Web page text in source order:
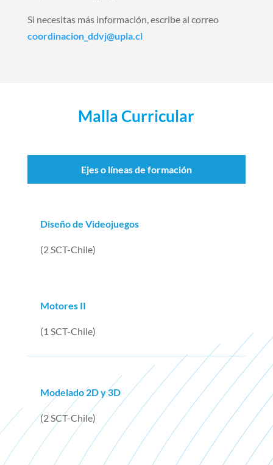
Si necesitas más información, escribe al correo
coordinacion_ddvj@upla.cl
Malla Curricular
Ejes o líneas de formación
Diseño de Videojuegos
(2 SCT-Chile)
Motores II
(1 SCT-Chile)
Modelado 2D y 3D
(2 SCT-Chile)